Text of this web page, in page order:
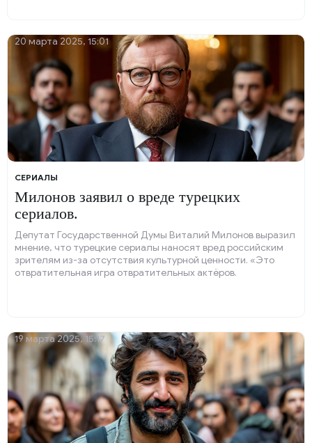
СЕРИАЛЫ
Милонов заявил о вреде турецких
сериалов.
Депутат Государственной Думы Виталий Милонов выразил
мнение, что турецкие сериалы наносят вред российским
зрителям из-за отсутствия культурной ценности. «Это
отвратительная игра отвратительных актёров.
20 марта 2025, 15:01
19 марта 2025, 15:17